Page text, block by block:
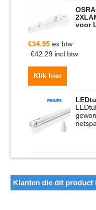
voor
€34.95 ex.btw
€42.29 incl.btw
Klik hier
Klanten die dit product